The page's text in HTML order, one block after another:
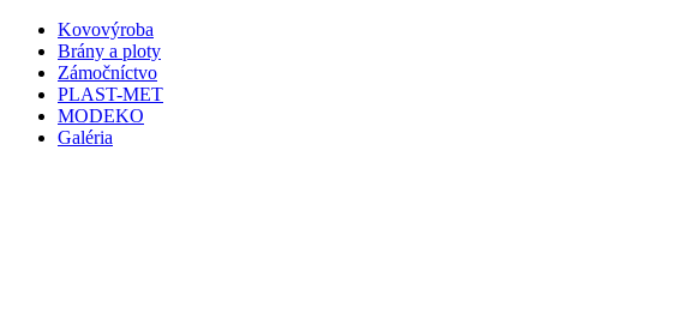
Kovovýroba
Brány a ploty
Zámočníctvo
PLAST-MET
MODEKO
Galéria